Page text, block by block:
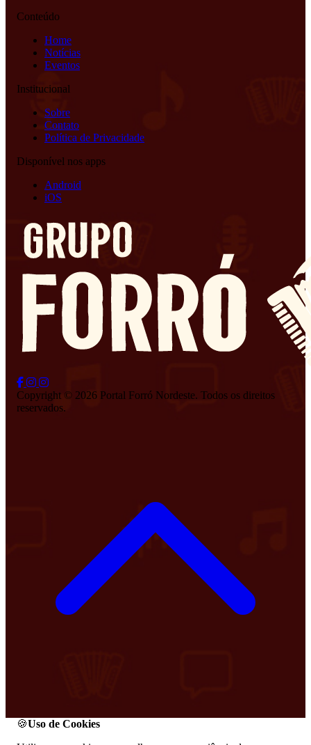
Conteúdo
Home
Notícias
Eventos
Institucional
Sobre
Contato
Política de Privacidade
Disponível nos apps
Android
iOS
Copyright © 2026 Portal Forró Nordeste. Todos os direitos
reservados.
🍪Uso de Cookies